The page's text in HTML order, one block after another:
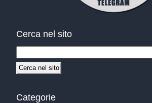
Cerca nel sito
Categorie